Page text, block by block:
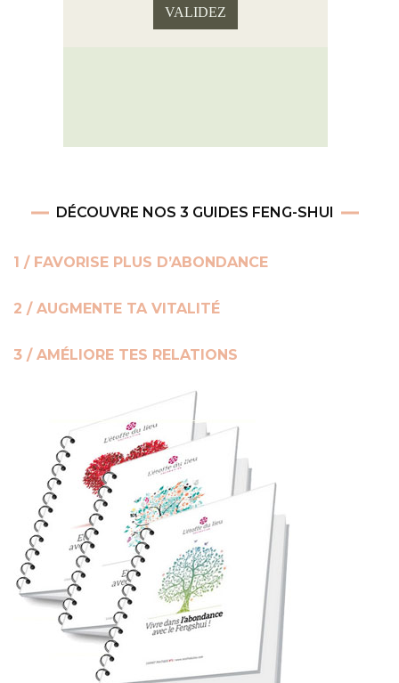
DÉCOUVRE NOS 3 GUIDES FENG-SHUI
1 / FAVORISE PLUS D’ABONDANCE
2 / AUGMENTE TA VITALITÉ
3 / AMÉLIORE TES RELATIONS